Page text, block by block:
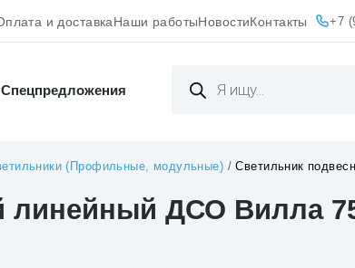
и доставкаНаши работыНовостиКонтакты +7
Cпецпредложения
товаров
(Профильные, модульные) /Светильник
линейный ДСО Вилла